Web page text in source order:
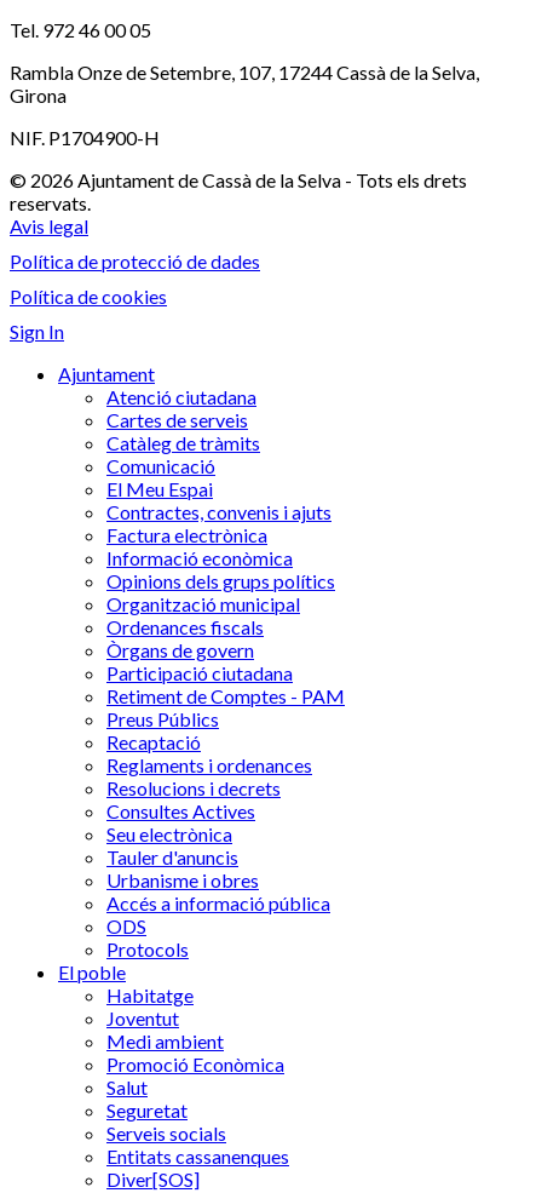
Tel. 972 46 00 05
Rambla Onze de Setembre, 107, 17244 Cassà de la Selva,
Girona
NIF. P1704900-H
© 2026 Ajuntament de Cassà de la Selva - Tots els drets
reservats.
Avis legal
Política de protecció de dades
Política de cookies
Sign In
Ajuntament
Atenció ciutadana
Cartes de serveis
Catàleg de tràmits
Comunicació
El Meu Espai
Contractes, convenis i ajuts
Factura electrònica
Informació econòmica
Opinions dels grups polítics
Organització municipal
Ordenances fiscals
Òrgans de govern
Participació ciutadana
Retiment de Comptes - PAM
Preus Públics
Recaptació
Reglaments i ordenances
Resolucions i decrets
Consultes Actives
Seu electrònica
Tauler d'anuncis
Urbanisme i obres
Accés a informació pública
ODS
Protocols
El poble
Habitatge
Joventut
Medi ambient
Promoció Econòmica
Salut
Seguretat
Serveis socials
Entitats cassanenques
Diver[SOS]